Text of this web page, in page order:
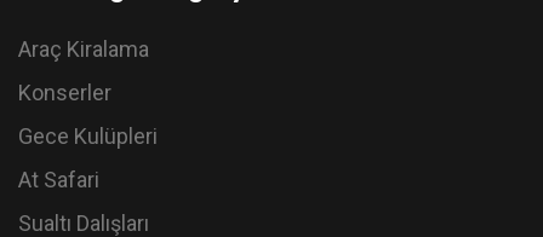
Araç Kiralama
Konserler
Gece Kulüpleri
At Safari
Sualtı Dalışları